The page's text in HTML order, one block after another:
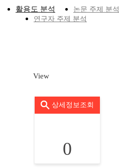
활용도 분석
논문 주제 분석
연구자 주제 분석
View
상세정보조회
0